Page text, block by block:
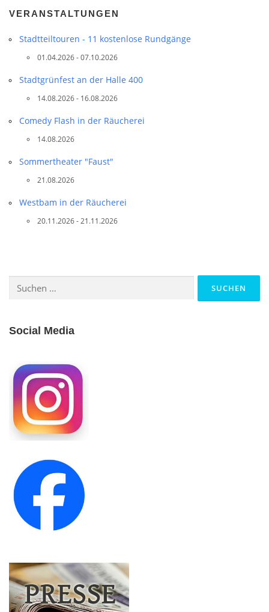
VERANSTALTUNGEN
Stadtteil­touren - 11 kostenlose Rundgänge
01.04.2026 - 07.10.2026
Stadtgrünfest an der Halle 400
14.08.2026 - 16.08.2026
Comedy Flash in der Räucherei
14.08.2026
Sommertheater "Faust"
21.08.2026
Westbam in der Räucherei
20.11.2026 - 21.11.2026
nach:
Social Media